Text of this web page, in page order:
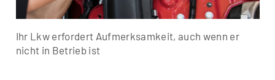
Ihr Lkw erfordert Aufmerksamkeit, auch wenn er
nicht in Betrieb ist